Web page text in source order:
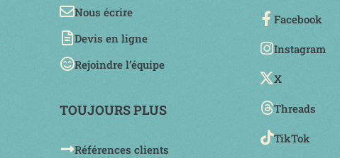
Nous écrire
Devis en ligne
Rejoindre l’équipe
TOUJOURS PLUS
Références clients
Facebook
Instagram
X
Threads
TikTok